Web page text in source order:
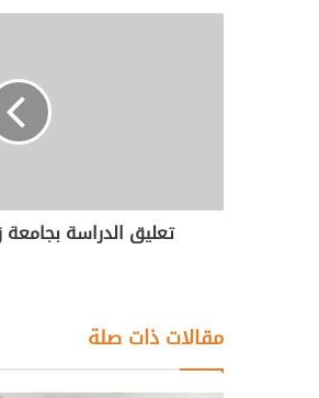
تعليق الدراسة بجامعة
مقالات ذات صلة